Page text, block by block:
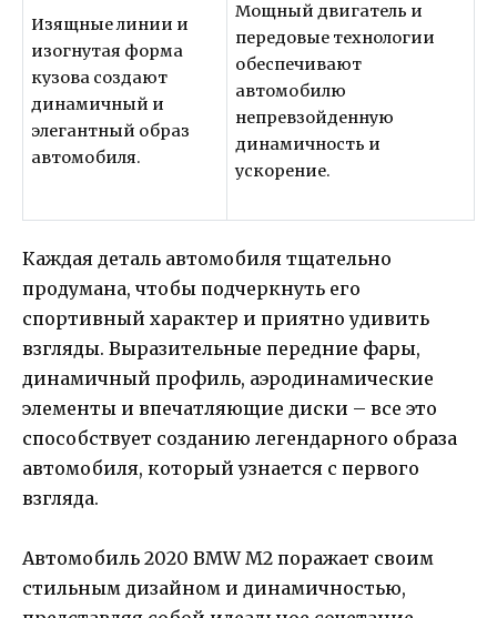
Изящные линии и
изогнутая форма
кузова создают
динамичный и
элегантный образ
автомобиля.
Мощный двигатель и
передовые технологии
обеспечивают
автомобилю
непревзойденную
динамичность и
ускорение.
Каждая деталь автомобиля тщательно
продумана, чтобы подчеркнуть его
спортивный характер и приятно удивить
взгляды. Выразительные передние фары,
динамичный профиль, аэродинамические
элементы и впечатляющие диски – все это
способствует созданию легендарного образа
автомобиля, который узнается с первого
взгляда.
Автомобиль 2020 BMW M2 поражает своим
стильным дизайном и динамичностью,